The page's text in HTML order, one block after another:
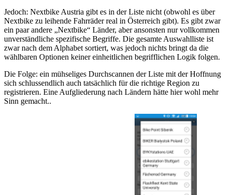
Jedoch: Nextbike Austria gibt es in der Liste nicht (obwohl es über
Nextbike zu leihende Fahrräder real in Österreich gibt). Es gibt zwar
ein paar andere „Nextbike“ Länder, aber ansonsten nur vollkommen
unverständliche spezifische Begriffe. Die gesamte Auswahlliste ist
zwar nach dem Alphabet sortiert, was jedoch nichts bringt da die
wählbaren Optionen keiner einheitlichen begrifflichen Logik folgen.
Die Folge: ein mühseliges Durchscannen der Liste mit der Hoffnung
sich schlussendlich auch tatsächlich für die richtige Region zu
registrieren. Eine Aufgliederung nach Ländern hätte hier wohl mehr
Sinn gemacht..